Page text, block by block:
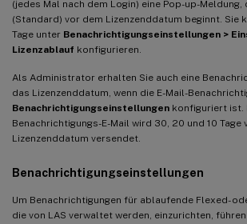
(jedes Mal nach dem Login) eine Pop-up-Meldung,
(Standard) vor dem Lizenzenddatum beginnt. Sie
Tage unter Benachrichtigungseinstellungen >
Lizenzablauf konfigurieren.
Als Administrator erhalten Sie auch eine
das Lizenzenddatum, wenn die E-Mail-
Benachrichtigungseinstellungen konfiguriert ist.
Benachrichtigungs-E-Mail wird 30, 20 und 10 Tage
Lizenzenddatum versendet.
Benachrichtigungseinstellungen
Um Benachrichtigungen für ablaufende Flexed-
die von LAS verwaltet werden, einzurichten,